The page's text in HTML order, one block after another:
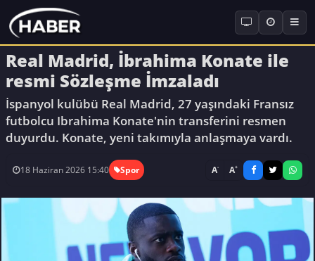
Real Madrid, İbrahima Konate ile
resmi Sözleşme İmzaladı
İspanyol kulübü Real Madrid, 27 yaşındaki Fransız
futbolcu Ibrahima Konate'nin transferini resmen
duyurdu. Konate, yeni takımıyla anlaşmaya vardı.
18 Haziran 2026 15:40 Spor A- A+